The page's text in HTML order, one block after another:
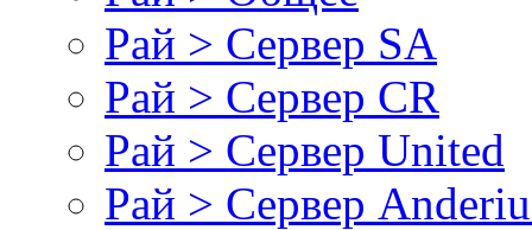
Рай > Сервер SA
Рай > Сервер CR
Рай > Сервер United
Рай > Сервер